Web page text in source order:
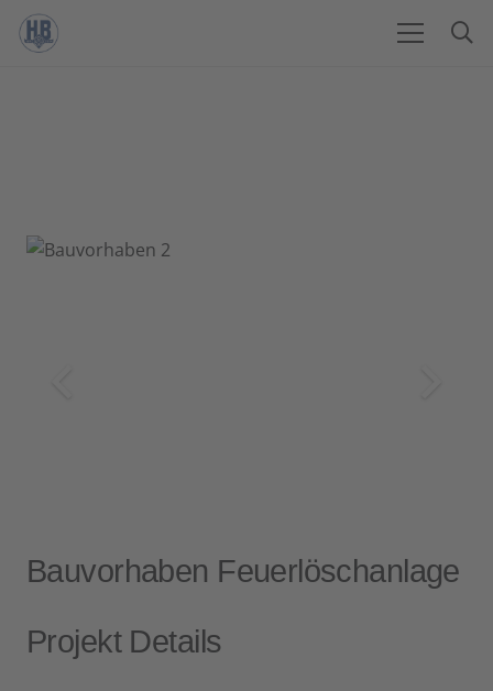
Bauvorhaben Feuerlöschanlage
Projekt Details